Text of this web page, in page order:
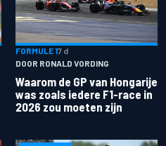
FORMULE 17 d
DOOR RONALD VORDING
Waarom de GP van Hongarije
was zoals iedere F1-race in
2026 zou moeten zijn